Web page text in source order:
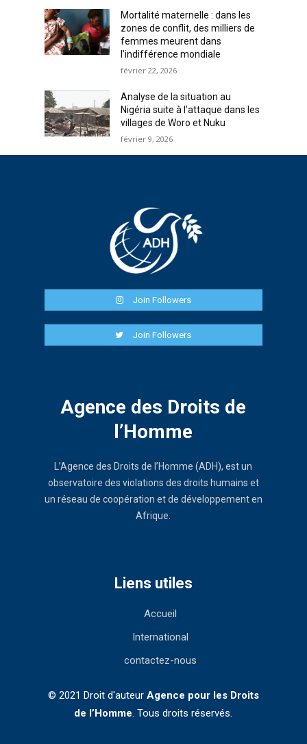
Mortalité maternelle : dans les
zones de conflit, des milliers de
femmes meurent dans
l’indifférence mondiale
février 22, 2026
Analyse de la situation au
Nigéria suite à l’attaque dans les
villages de Woro et Nuku
février 9, 2026
Join Followers
Join Followers
Agence des Droits de
l’Homme
L’Agence des Droits de l’Homme (ADH), est un
observatoire des violations des droits humains et
un réseau de coopération et de développement en
Afrique.
Liens utiles
Accueil
International
contactez-nous
© 2021 Droit d'auteur Agence pour les Droits
de l’Homme. Tous droits réservés.